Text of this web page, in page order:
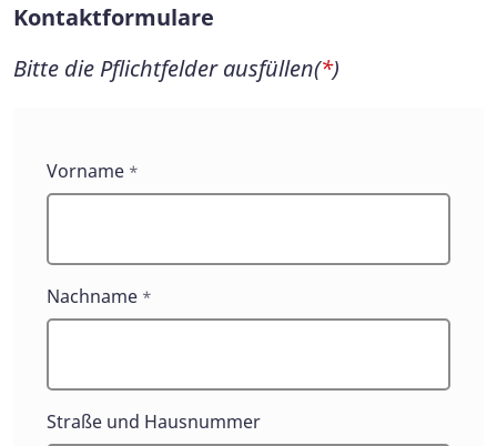
Kontaktformulare
Bitte die Pflichtfelder ausfüllen(*)
Kontaktformulare
Vorname *
Nachname *
Straße und Hausnummer